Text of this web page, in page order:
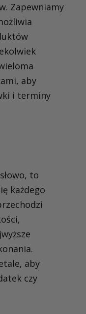
Zapewniamy
aby
i terminy
to
każdego
aby
czy